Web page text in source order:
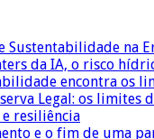
na
da IA, o risco
encontra os
Legal: os
resiliência
e o fim de uma